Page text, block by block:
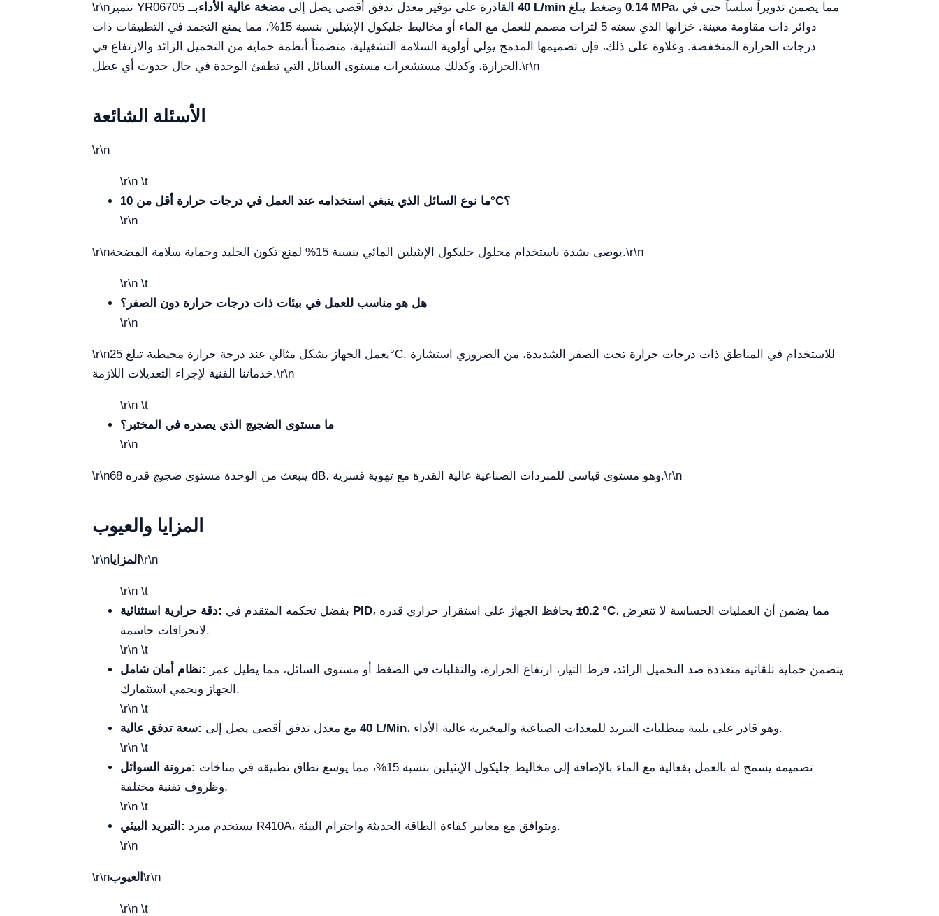
\r\n تتميز YR06705 بــمضخة عالية الأداء 40 L/min 0.14 MPa، مما يضمن تدويراً سلساً حتى في
دوائر ذات مقاومة معينة. خزانها الذي سعته 5 لترات مصمم للعمل مع الماء أو مخاليط جليكول الإيثيلين بنسبة 15%، مما يمنع التجمد في التطبيقات ذات
درجات الحرارة المنخفضة. وعلاوة على ذلك، فإن تصميمها المدمج يولي أولوية السلامة التشغيلية، متضمناً أنظمة حماية من التحميل الزائد والارتفاع في
الحرارة، وكذلك مستشعرات مستوى السائل التي تطفئ الوحدة في حال حدوث أي عطل.\r\n
الأسئلة الشائعة
\r\n
\r\n \t
ما نوع السائل الذي ينبغي استخدامه عند العمل في درجات حرارة أقل من 10°C؟
\r\n
\r\n يوصى بشدة باستخدام محلول جليكول الإيثيلين المائي بنسبة 15% لمنع تكون الجليد وحماية سلامة المضخة.\r\n
\r\n \t
هل هو مناسب للعمل في بيئات ذات درجات حرارة دون الصفر؟
\r\n
\r\nيعمل الجهاز بشكل مثالي عند درجة حرارة محيطية تبلغ 25°C. للاستخدام في المناطق ذات درجات حرارة تحت الصفر الشديدة، من الضروري استشارة
خدماتنا الفنية لإجراء التعديلات اللازمة.\r\n
\r\n \t
ما مستوى الضجيج الذي يصدره في المختبر؟
\r\n
\r\n ينبعث من الوحدة مستوى ضجيج قدره 68 dB، وهو مستوى قياسي للمبردات الصناعية عالية القدرة مع تهوية قسرية.\r\n
المزايا والعيوب
\r\nالمزايا \r\n
\r\n \t
دقة حرارية استثنائية:
PID ±0.2 °C، مما يضمن أن العمليات الحساسة لا تتعرض
لانحرافات حاسمة.
\r\n \t
نظام أمان شامل:
الجهاز ويحمي استثمارك.
\r\n \t
سعة تدفق عالية:
40 L/Min
، وهو قادر على تلبية متطلبات التبريد للمعدات الصناعية والمخبرية عالية الأداء.
\r\n \t
مرونة السوائل:
وظروف تقنية مختلفة.
\r\n \t
التبريد البيئي:
يستخدم مبرد R410A، ويتوافق مع معايير كفاءة الطاقة الحديثة واحترام البيئة.
\r\n
\r\nالعيوب \r\n
\r\n \t